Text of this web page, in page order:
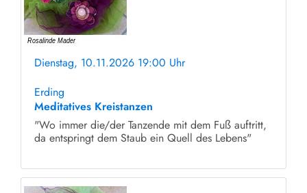
Dienstag, 10.11.2026 19:00 Uhr
Erding
Meditatives Kreistanzen
"Wo immer die/der Tanzende mit dem Fuß auftritt,
da entspringt dem Staub ein Quell des Lebens"